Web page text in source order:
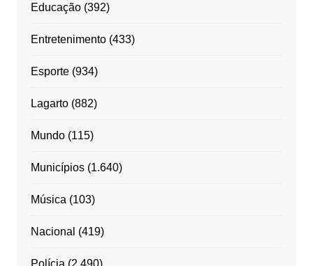
Educação(392)
Entretenimento(433)
Esporte(934)
Lagarto(882)
Mundo(115)
Municípios(1.640)
Música (103)
Nacional (419)
Polícia (2.490)